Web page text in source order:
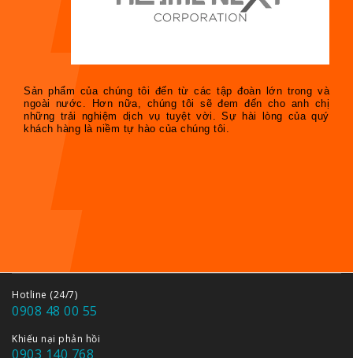
Sản phẩm của chúng tôi đến từ các tập đoàn lớn trong và
ngoài nước. Hơn nữa, chúng tôi sẽ đem đến cho anh chị
những trải nghiệm dịch vụ tuyệt vời. Sự hài lòng của quý
khách hàng là niềm tự hào của chúng tôi.
Hotline (24/7)
0908 48 00 55
Khiếu nại phản hồi
0903 140 768